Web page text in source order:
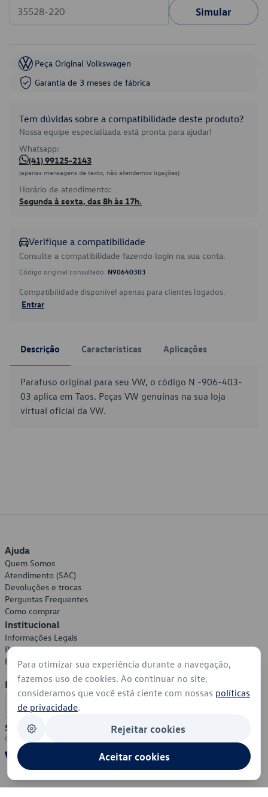
Simular
Peça Original Volkswagen
Garantia de 3 meses de fábrica
Tem dúvidas sobre a compatibilidade deste produto?
Nossa equipe especializada está pronta para ajudar!
Whatsapp:
(41) 99125-2143
(apenas mensagens de texto, não atendemos ligações)
Horário de atendimento:
Segunda à sexta, das 8h às 17h.
Verifique a compatibilidade
Consulte a compatibilidade fazendo login na sua conta.
Código original consultado: N90640303
Compatibilidade disponível apenas para clientes logados.
Entrar
Descrição Características Aplicações
Parafuso original para seu VW, o código N -906-403-
03 aplica em Taos. Peças VW genuínas na sua loja
virtual oficial da VW.
Ajuda
Quem Somos
Atendimento (SAC)
Devoluções e trocas
Perguntas Frequentes
Como comprar
Institucional
Informações Legais
Política de Privacidade
Política de Cookies
Formas de Pagamento
Segurança
Para otimizar sua experiência durante a navegação,
fazemos uso de cookies. Ao continuar no site,
consideramos que você está ciente com nossas políticas
de privacidade.
Rejeitar cookies
Aceitar cookies